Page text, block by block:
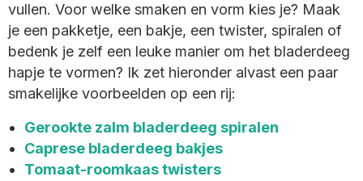
vullen. Voor welke smaken en vorm kies je? Maak
je een pakketje, een bakje, een twister, spiralen of
bedenk je zelf een leuke manier om het bladerdeeg
hapje te vormen? Ik zet hieronder alvast een paar
smakelijke voorbeelden op een rij:
Gerookte zalm bladerdeeg spiralen
Caprese bladerdeeg bakjes
Tomaat-roomkaas twisters